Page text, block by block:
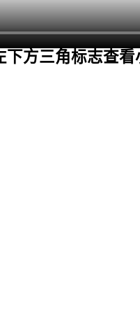
下方三角标志查看